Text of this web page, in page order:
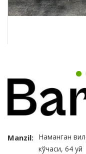
Manzil: Наманган
кўчаси, 64 уй